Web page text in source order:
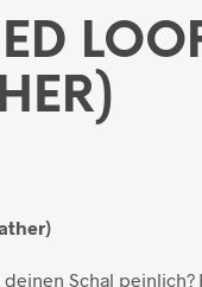
Schal peinlich?